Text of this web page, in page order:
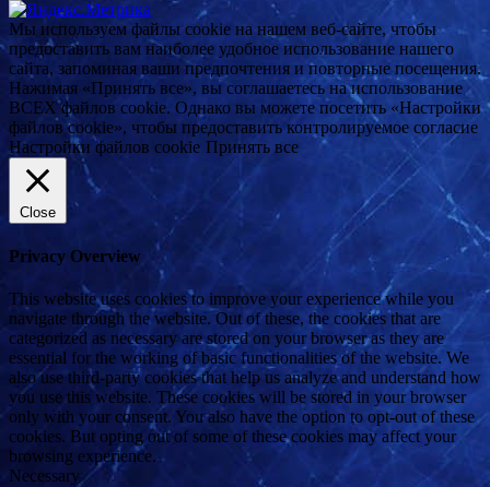
Мы используем файлы cookie на нашем веб-сайте, чтобы
предоставить вам наиболее удобное использование нашего
сайта, запоминая ваши предпочтения и повторные посещения.
Нажимая «Принять все», вы соглашаетесь на использование
ВСЕХ файлов cookie. Однако вы можете посетить «Настройки
файлов cookie», чтобы предоставить контролируемое согласие
Настройки файлов cookie Принять все
Close
Privacy Overview
This website uses cookies to improve your experience while you
navigate through the website. Out of these, the cookies that are
categorized as necessary are stored on your browser as they are
essential for the working of basic functionalities of the website. We
also use third-party cookies that help us analyze and understand how
you use this website. These cookies will be stored in your browser
only with your consent. You also have the option to opt-out of these
cookies. But opting out of some of these cookies may affect your
browsing experience.
Necessary